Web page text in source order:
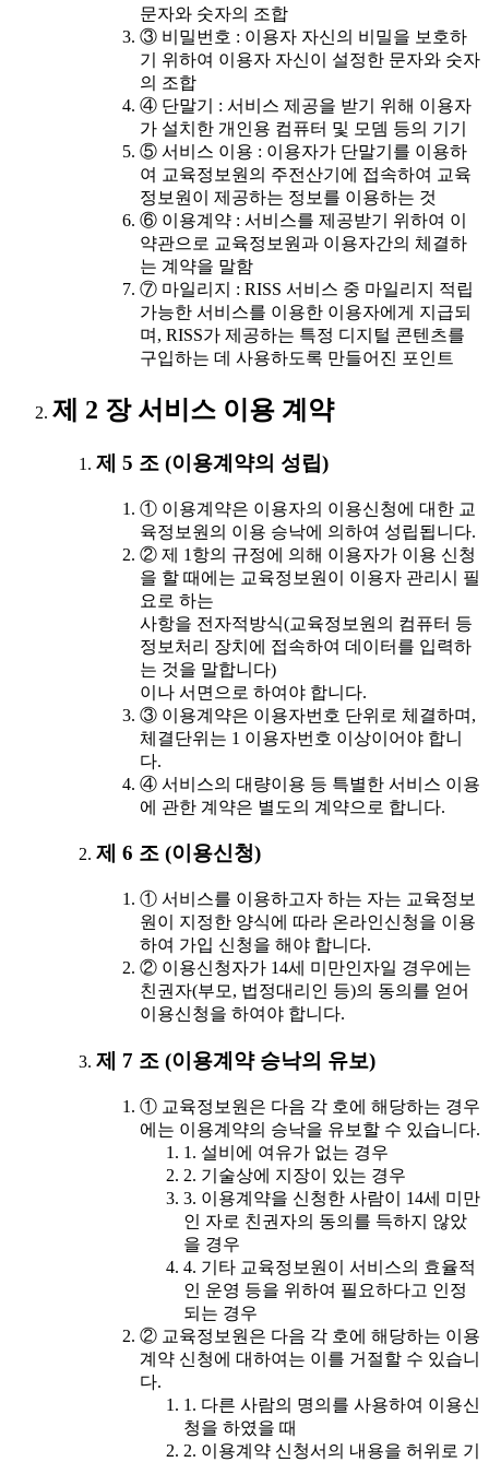
문자와 숫자의 조합
③ 비밀번호 : 이용자 자신의 비밀을 보호하
기 위하여 이용자 자신이 설정한 문자와 숫자
의 조합
④ 단말기 : 서비스 제공을 받기 위해 이용자
가 설치한 개인용 컴퓨터 및 모뎀 등의 기기
⑤ 서비스 이용 : 이용자가 단말기를 이용하
여 교육정보원의 주전산기에 접속하여 교육
정보원이 제공하는 정보를 이용하는 것
⑥ 이용계약 : 서비스를 제공받기 위하여 이
약관으로 교육정보원과 이용자간의 체결하
는 계약을 말함
⑦ 마일리지 : RISS 서비스 중 마일리지 적립
가능한 서비스를 이용한 이용자에게 지급되
며, RISS가 제공하는 특정 디지털 콘텐츠를
구입하는 데 사용하도록 만들어진 포인트
제 2 장 서비스 이용 계약
제 5 조 (이용계약의 성립)
① 이용계약은 이용자의 이용신청에 대한 교
육정보원의 이용 승낙에 의하여 성립됩니다.
② 제 1항의 규정에 의해 이용자가 이용 신청
을 할 때에는 교육정보원이 이용자 관리시 필
요로 하는
사항을 전자적방식(교육정보원의 컴퓨터 등
정보처리 장치에 접속하여 데이터를 입력하
는 것을 말합니다)
이나 서면으로 하여야 합니다.
③ 이용계약은 이용자번호 단위로 체결하며,
체결단위는 1 이용자번호 이상이어야 합니
다.
④ 서비스의 대량이용 등 특별한 서비스 이용
에 관한 계약은 별도의 계약으로 합니다.
제 6 조 (이용신청)
① 서비스를 이용하고자 하는 자는 교육정보
원이 지정한 양식에 따라 온라인신청을 이용
하여 가입 신청을 해야 합니다.
② 이용신청자가 14세 미만인자일 경우에는
친권자(부모, 법정대리인 등)의 동의를 얻어
이용신청을 하여야 합니다.
제 7 조 (이용계약 승낙의 유보)
① 교육정보원은 다음 각 호에 해당하는 경우
에는 이용계약의 승낙을 유보할 수 있습니다.
1. 설비에 여유가 없는 경우
2. 기술상에 지장이 있는 경우
3. 이용계약을 신청한 사람이 14세 미만
인 자로 친권자의 동의를 득하지 않았
을 경우
4. 기타 교육정보원이 서비스의 효율적
인 운영 등을 위하여 필요하다고 인정
되는 경우
② 교육정보원은 다음 각 호에 해당하는 이용
계약 신청에 대하여는 이를 거절할 수 있습니
다.
1. 다른 사람의 명의를 사용하여 이용신
청을 하였을 때
2. 이용계약 신청서의 내용을 허위로 기